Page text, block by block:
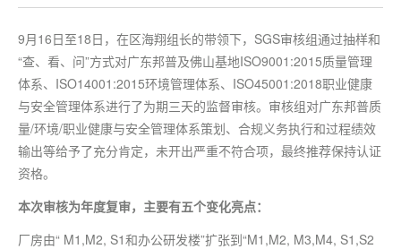
9月16日至18日，在区海翔组长的带领下，SGS审核组通过抽样和
“查、看、问”方式对广东邦普及佛山基地ISO9001:2015质量管理
体系、ISO14001:2015环境管理体系、ISO45001:2018职业健康
与安全管理体系进行了为期三天的监督审核。审核组对广东邦普质
量/环境/职业健康与安全管理体系策划、合规义务执行和过程绩效
输出等给予了充分肯定，未开出严重不符合项， 最终推荐保持认证
资格。
本次审核为年度复审，主要有五个变化亮点：
厂房由“ M1,M2, S1和办公研发楼”扩张到“M1,M2, M3,M4, S1,S2